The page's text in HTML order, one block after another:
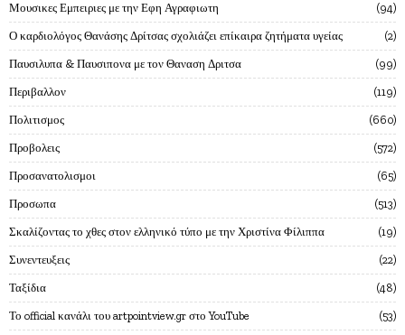
Μουσικες Εμπειριες με την Εφη Αγραφιωτη 94
Ο καρδιολόγος Θανάσης Δρίτσας σχολιάζει επίκαιρα ζητήματα υγείας 2
Παυσιλυπα & Παυσιπονα με τον Θαναση Δριτσα 99
Περιβαλλον 119
Πολιτισμος 660
Προβολεις 572
Προσανατολισμοι 65
Προσωπα 513
Σκαλίζοντας το χθες στον ελληνικό τύπο με την Χριστίνα Φίλιππα 19
Συνεντευξεις 22
Ταξίδια 48
Το official κανάλι του artpointview.gr στο YouTube 53